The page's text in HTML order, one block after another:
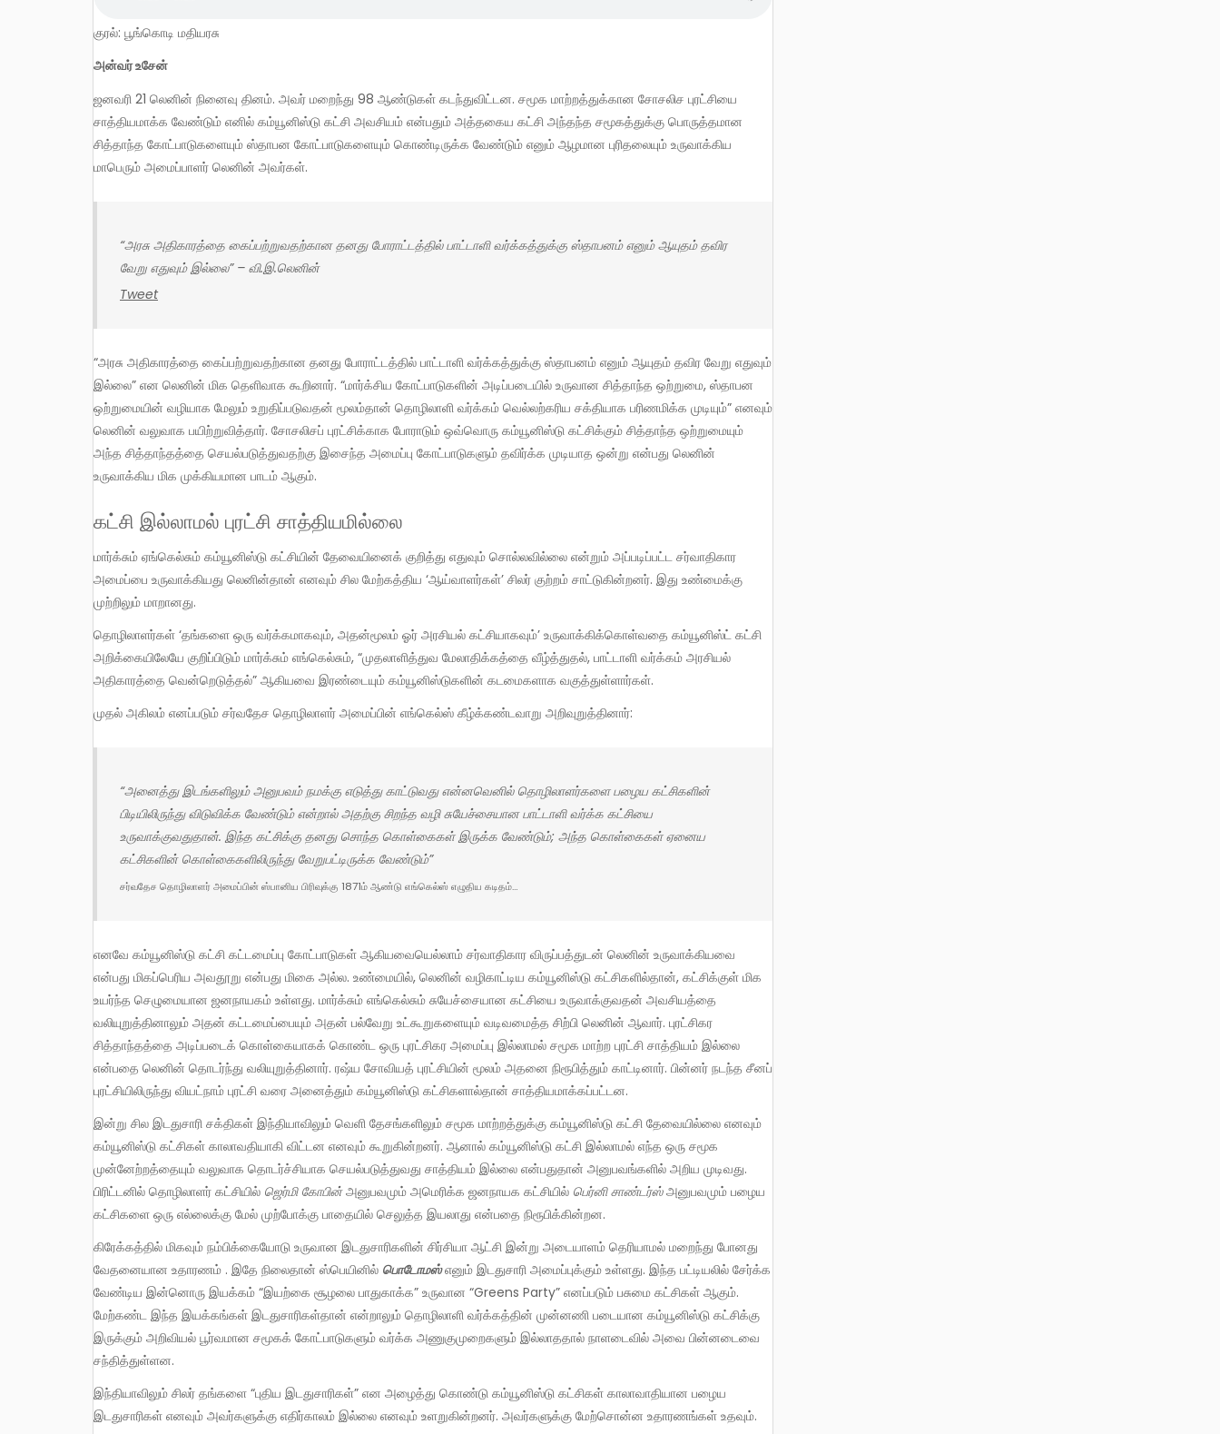
குரல்: பூங்கொடி மதியரசு
அன்வர் உசேன்
ஜனவரி 21 லெனின் நினைவு தினம். அவர் மறைந்து 98 ஆண்டுகள் கடந்துவிட்டன. சமூக மாற்றத்துக்கான சோசலிச புரட்சியை
சாத்தியமாக்க வேண்டும் எனில் கம்யூனிஸ்டு கட்சி அவசியம் என்பதும் அத்தகைய கட்சி அந்தந்த சமூகத்துக்கு பொருத்தமான
சித்தாந்த கோட்பாடுகளையும் ஸ்தாபன கோட்பாடுகளையும் கொண்டிருக்க வேண்டும் எனும் ஆழமான புரிதலையும் உருவாக்கிய
மாபெரும் அமைப்பாளர் லெனின் அவர்கள்.
“அரசு அதிகாரத்தை கைப்பற்றுவதற்கான தனது போராட்டத்தில் பாட்டாளி வர்க்கத்துக்கு ஸ்தாபனம் எனும் ஆயுதம் தவிர
வேறு எதுவும் இல்லை” – வி.இ.லெனின்
Tweet
“அரசு அதிகாரத்தை கைப்பற்றுவதற்கான தனது போராட்டத்தில் பாட்டாளி வர்க்கத்துக்கு ஸ்தாபனம் எனும் ஆயுதம் தவிர வேறு எதுவும்
இல்லை” என லெனின் மிக தெளிவாக கூறினார். “மார்க்சிய கோட்பாடுகளின் அடிப்படையில் உருவான சித்தாந்த ஒற்றுமை, ஸ்தாபன
ஒற்றுமையின் வழியாக மேலும் உறுதிப்படுவதன் மூலம்தான் தொழிலாளி வர்க்கம் வெல்லற்கரிய சக்தியாக பரிணமிக்க முடியும்” எனவும்
லெனின் வலுவாக பயிற்றுவித்தார். சோசலிசப் புரட்சிக்காக போராடும் ஒவ்வொரு கம்யூனிஸ்டு கட்சிக்கும் சித்தாந்த ஒற்றுமையும்
அந்த சித்தாந்தத்தை செயல்படுத்துவதற்கு இசைந்த அமைப்பு கோட்பாடுகளும் தவிர்க்க முடியாத ஒன்று என்பது லெனின்
உருவாக்கிய மிக முக்கியமான பாடம் ஆகும்.
கட்சி இல்லாமல் புரட்சி சாத்தியமில்லை
மார்க்சும் ஏங்கெல்சும் கம்யூனிஸ்டு கட்சியின் தேவையினைக் குறித்து எதுவும் சொல்லவில்லை என்றும் அப்படிப்பட்ட சர்வாதிகார
அமைப்பை உருவாக்கியது லெனின்தான் எனவும் சில மேற்கத்திய ‘ஆய்வாளர்கள்’ சிலர் குற்றம் சாட்டுகின்றனர். இது உண்மைக்கு
முற்றிலும் மாறானது.
தொழிலாளர்கள் ‘தங்களை ஒரு வர்க்கமாகவும், அதன்மூலம் ஓர் அரசியல் கட்சியாகவும்’ உருவாக்கிக்கொள்வதை கம்யூனிஸ்ட் கட்சி
அறிக்கையிலேயே குறிப்பிடும் மார்க்சும் எங்கெல்சும், “முதலாளித்துவ மேலாதிக்கத்தை வீழ்த்துதல், பாட்டாளி வர்க்கம் அரசியல்
அதிகாரத்தை வென்றெடுத்தல்” ஆகியவை இரண்டையும் கம்யூனிஸ்டுகளின் கடமைகளாக வகுத்துள்ளார்கள்.
முதல் அகிலம் எனப்படும் சர்வதேச தொழிலாளர் அமைப்பின் எங்கெல்ஸ் கீழ்க்கண்டவாறு அறிவுறுத்தினார்:
“அனைத்து இடங்களிலும் அனுபவம் நமக்கு எடுத்து காட்டுவது என்னவெனில் தொழிலாளர்களை பழைய கட்சிகளின்
பிடியிலிருந்து விடுவிக்க வேண்டும் என்றால் அதற்கு சிறந்த வழி சுயேச்சையான பாட்டாளி வர்க்க கட்சியை
உருவாக்குவதுதான். இந்த கட்சிக்கு தனது சொந்த கொள்கைகள் இருக்க வேண்டும்; அந்த கொள்கைகள் ஏனைய
கட்சிகளின் கொள்கைகளிலிருந்து வேறுபட்டிருக்க வேண்டும்”
சர்வதேச தொழிலாளர் அமைப்பின் ஸ்பானிய பிரிவுக்கு 1871ம் ஆண்டு எங்கெல்ஸ் எழுதிய கடிதம்…
எனவே கம்யூனிஸ்டு கட்சி கட்டமைப்பு கோட்பாடுகள் ஆகியவையெல்லாம் சர்வாதிகார விருப்பத்துடன் லெனின் உருவாக்கியவை
என்பது மிகப்பெரிய அவதூறு என்பது மிகை அல்ல. உண்மையில், லெனின் வழிகாட்டிய கம்யூனிஸ்டு கட்சிகளில்தான், கட்சிக்குள் மிக
உயர்ந்த செழுமையான ஜனநாயகம் உள்ளது. மார்க்சும் எங்கெல்சும் சுயேச்சையான கட்சியை உருவாக்குவதன் அவசியத்தை
வலியுறுத்தினாலும் அதன் கட்டமைப்பையும் அதன் பல்வேறு உட்கூறுகளையும் வடிவமைத்த சிற்பி லெனின் ஆவார். புரட்சிகர
சித்தாந்தத்தை அடிப்படைக் கொள்கையாகக் கொண்ட ஒரு புரட்சிகர அமைப்பு இல்லாமல் சமூக மாற்ற புரட்சி சாத்தியம் இல்லை
என்பதை லெனின் தொடர்ந்து வலியுறுத்தினார். ரஷ்ய சோவியத் புரட்சியின் மூலம் அதனை நிரூபித்தும் காட்டினார். பின்னர் நடந்த சீனப்
புரட்சியிலிருந்து வியட்நாம் புரட்சி வரை அனைத்தும் கம்யூனிஸ்டு கட்சிகளால்தான் சாத்தியமாக்கப்பட்டன.
இன்று சில இடதுசாரி சக்திகள் இந்தியாவிலும் வெளி தேசங்களிலும் சமூக மாற்றத்துக்கு கம்யூனிஸ்டு கட்சி தேவையில்லை எனவும்
கம்யூனிஸ்டு கட்சிகள் காலாவதியாகி விட்டன எனவும் கூறுகின்றனர். ஆனால் கம்யூனிஸ்டு கட்சி இல்லாமல் எந்த ஒரு சமூக
முன்னேற்றத்தையும் வலுவாக தொடர்ச்சியாக செயல்படுத்துவது சாத்தியம் இல்லை என்பதுதான் அனுபவங்களில் அறிய முடிவது.
பிரிட்டனில் தொழிலாளர் கட்சியில் ஜெர்மி கோபின்அனுபவமும் அமெரிக்க ஜனநாயக கட்சியில் பெர்னி சாண்டர்ஸ்அனுபவமும் பழைய
கட்சிகளை ஒரு எல்லைக்கு மேல் முற்போக்கு பாதையில் செலுத்த இயலாது என்பதை நிரூபிக்கின்றன.
கிரேக்கத்தில் மிகவும் நம்பிக்கையோடு உருவான இடதுசாரிகளின் சிர்சியா ஆட்சி இன்று அடையாளம் தெரியாமல் மறைந்து போனது
வேதனையான உதாரணம் . இதே நிலைதான் ஸ்பெயினில் பொடோமஸ்எனும் இடதுசாரி அமைப்புக்கும் உள்ளது. இந்த பட்டியலில் சேர்க்க
வேண்டிய இன்னொரு இயக்கம் “இயற்கை சூழலை பாதுகாக்க” உருவான “Greens Party” எனப்படும் பசுமை கட்சிகள் ஆகும்.
மேற்கண்ட இந்த இயக்கங்கள் இடதுசாரிகள்தான் என்றாலும் தொழிலாளி வர்க்கத்தின் முன்னணி படையான கம்யூனிஸ்டு கட்சிக்கு
இருக்கும் அறிவியல் பூர்வமான சமூகக் கோட்பாடுகளும் வர்க்க அணுகுமுறைகளும் இல்லாததால் நாளடைவில் அவை பின்னடைவை
சந்தித்துள்ளன.
இந்தியாவிலும் சிலர் தங்களை “புதிய இடதுசாரிகள்” என அழைத்து கொண்டு கம்யூனிஸ்டு கட்சிகள் காலாவாதியான பழைய
இடதுசாரிகள் எனவும் அவர்களுக்கு எதிர்காலம் இல்லை எனவும் உளறுகின்றனர். அவர்களுக்கு மேற்சொன்ன உதாரணங்கள் உதவும்.